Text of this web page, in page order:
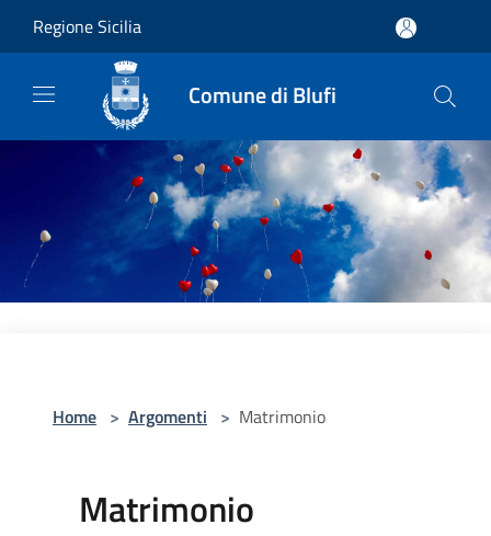
Regione Sicilia
Comune di Blufi
Home > Argomenti > Matrimonio
Matrimonio